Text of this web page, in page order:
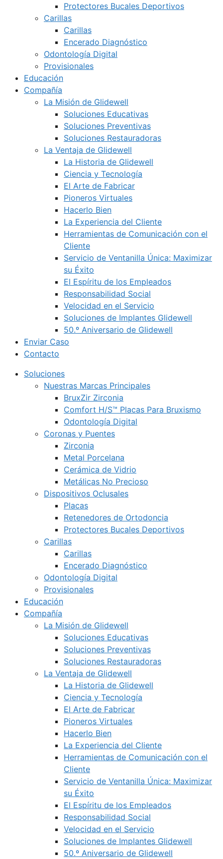
Protectores Bucales Deportivos
Carillas
Carillas
Encerado Diagnóstico
Odontología Digital
Provisionales
Educación
Compañía
La Misión de Glidewell
Soluciones Educativas
Soluciones Preventivas
Soluciones Restauradoras
La Ventaja de Glidewell
La Historia de Glidewell
Ciencia y Tecnología
El Arte de Fabricar
Pioneros Virtuales
Hacerlo Bien
La Experiencia del Cliente
Herramientas de Comunicación con el
Cliente
Servicio de Ventanilla Única: Maximizar
su Éxito
El Espíritu de los Empleados
Responsabilidad Social
Velocidad en el Servicio
Soluciones de Implantes Glidewell
50.º Aniversario de Glidewell
Enviar Caso
Contacto
Soluciones
Nuestras Marcas Principales
BruxZir Zirconia
Comfort H/S™ Placas Para Bruxismo
Odontología Digital
Coronas y Puentes
Zirconia
Metal Porcelana
Cerámica de Vidrio
Metálicas No Precioso
Dispositivos Oclusales
Placas
Retenedores de Ortodoncia
Protectores Bucales Deportivos
Carillas
Carillas
Encerado Diagnóstico
Odontología Digital
Provisionales
Educación
Compañía
La Misión de Glidewell
Soluciones Educativas
Soluciones Preventivas
Soluciones Restauradoras
La Ventaja de Glidewell
La Historia de Glidewell
Ciencia y Tecnología
El Arte de Fabricar
Pioneros Virtuales
Hacerlo Bien
La Experiencia del Cliente
Herramientas de Comunicación con el
Cliente
Servicio de Ventanilla Única: Maximizar
su Éxito
El Espíritu de los Empleados
Responsabilidad Social
Velocidad en el Servicio
Soluciones de Implantes Glidewell
50.º Aniversario de Glidewell